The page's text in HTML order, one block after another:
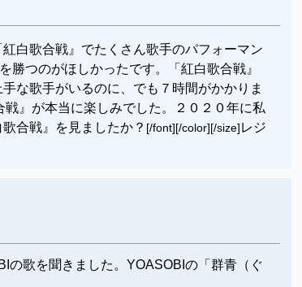
白歌合戦』でたくさん歌手のパフォーマン
勝つのがほしかったです。「紅白歌合戦』
な歌手がいるのに、でも７時間がかかりま
』が本当に楽しみでした。２０２０年に私
歌合戦』を見ましたか？ [/font][/color][/size]レジ
の歌を聞きました。YOASOBIの「群青（ぐ